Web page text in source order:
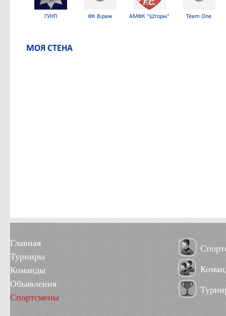
ГУНП ФК Віраж АМФК "Шторм" Team One
МОЯ СТЕНА
Главная
Турниры
Команды
Обьявления
Спортсмены